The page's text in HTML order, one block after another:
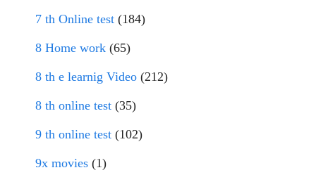
7 th Online test (184)
8 Home work (65)
8 th e learnig Video (212)
8 th online test (35)
9 th online test (102)
9x movies (1)